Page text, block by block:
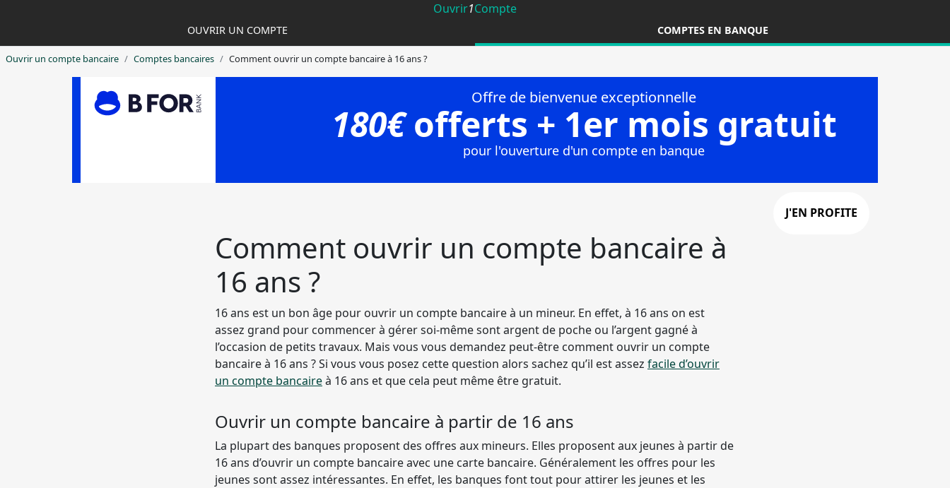
Ouvrir1Compte
OUVRIR UN COMPTE COMPTES EN BANQUE
Ouvrir un compte bancaire Comptes bancaires Comment ouvrir un compte bancaire à 16 ans ?
Comment ouvrir un compte bancaire à
16 ans ?
16 ans est un bon âge pour ouvrir un compte bancaire à un mineur. En effet, à 16 ans on est
assez grand pour commencer à gérer soi-même sont argent de poche ou l’argent gagné à
l’occasion de petits travaux. Mais vous vous demandez peut-être comment ouvrir un compte
bancaire à 16 ans ? Si vous vous posez cette question alors sachez qu’il est assez facile d’ouvrir
un compte bancaireà 16 ans et que cela peut même être gratuit.
Ouvrir un compte bancaire à partir de 16 ans
La plupart des banques proposent des offres aux mineurs. Elles proposent aux jeunes à partir de
16 ans d’ouvrir un compte bancaire avec une carte bancaire. Généralement les offres pour les
jeunes sont assez intéressantes. En effet, les banques font tout pour attirer les jeunes et les